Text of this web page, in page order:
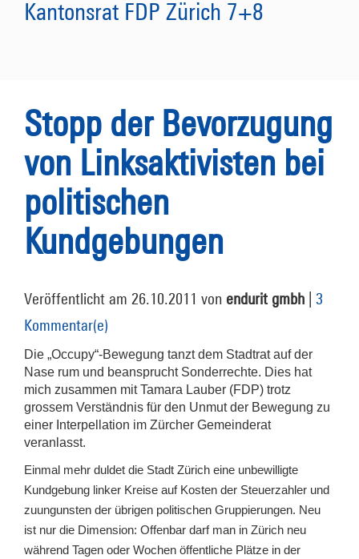
Kantonsrat FDP Zürich 7+8
Stopp der Bevorzugung
von Linksaktivisten bei
politischen
Kundgebungen
Veröffentlicht am 26.10.2011 von endurit gmbh
3
Kommentar(e)
Die „Occupy“-Bewegung tanzt dem Stadtrat auf der
Nase rum und beansprucht Sonderrechte. Dies hat
mich zusammen mit Tamara Lauber (FDP) trotz
grossem Verständnis für den Unmut der Bewegung zu
einer Interpellation im Zürcher Gemeinderat
veranlasst.
Einmal mehr duldet die Stadt Zürich eine unbewilligte
Kundgebung linker Kreise auf Kosten der Steuerzahler und
zuungunsten der übrigen politischen Gruppierungen. Neu
ist nur die Dimension: Offenbar darf man in Zürich neu
während Tagen oder Wochen öffentliche Plätze in der